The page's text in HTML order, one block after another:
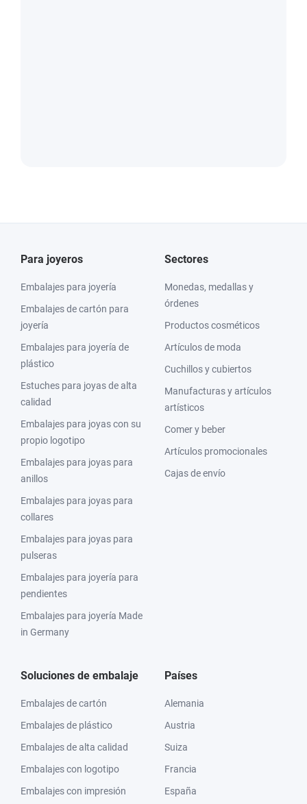
Para joyeros
Embalajes para joyería
Embalajes de cartón para
joyería
Embalajes para joyería de
plástico
Estuches para joyas de alta
calidad
Embalajes para joyas con su
propio logotipo
Embalajes para joyas para
anillos
Embalajes para joyas para
collares
Embalajes para joyas para
pulseras
Embalajes para joyería para
pendientes
Embalajes para joyería Made
in Germany
Sectores
Monedas, medallas y
órdenes
Productos cosméticos
Artículos de moda
Cuchillos y cubiertos
Manufacturas y artículos
artísticos
Comer y beber
Artículos promocionales
Cajas de envío
Soluciones de embalaje
Embalajes de cartón
Embalajes de plástico
Embalajes de alta calidad
Embalajes con logotipo
Embalajes con impresión
Países
Alemania
Austria
Suiza
Francia
España